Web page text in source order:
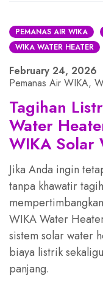
PEMANAS AIR WIKA
WIKA WATER HEATER
February 24, 2026
Pemanas Air WIKA,
Tagihan
Water
WIKA Solar
Jika Anda ingin
tanpa khawatir
WIKA Water
sistem solar water
biaya listrik
panjang.